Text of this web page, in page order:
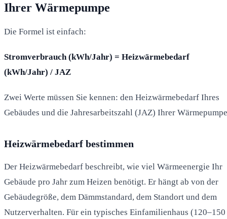
Ihrer Wärmepumpe
Die Formel ist einfach:
Stromverbrauch (kWh/Jahr) = Heizwärmebedarf
(kWh/Jahr) / JAZ
Zwei Werte müssen Sie kennen: den Heizwärmebedarf Ihres
Gebäudes und die Jahresarbeitszahl (JAZ) Ihrer
Heizwärmebedarf bestimmen
Der Heizwärmebedarf beschreibt, wie viel Wärmeenergie Ihr
Gebäude pro Jahr zum Heizen benötigt. Er hängt ab von der
Gebäudegröße, dem Dämmstandard, dem Standort und dem
Nutzerverhalten. Für ein typisches Einfamilienhaus (120–150